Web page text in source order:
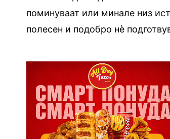
поминуваат или минале низ
полесен и подобро нѐ